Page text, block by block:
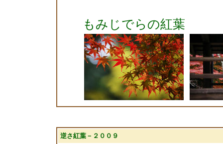
もみじでらの紅葉
逆さ紅葉－２００９